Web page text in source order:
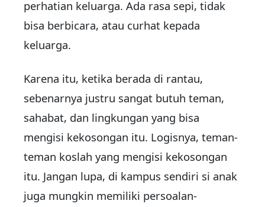
perhatian keluarga. Ada rasa sepi, tidak
bisa berbicara, atau curhat kepada
keluarga.
Karena itu, ketika berada di rantau,
sebenarnya justru sangat butuh teman,
sahabat, dan lingkungan yang bisa
mengisi kekosongan itu. Logisnya, teman-
teman koslah yang mengisi kekosongan
itu. Jangan lupa, di kampus sendiri si anak
juga mungkin memiliki persoalan-